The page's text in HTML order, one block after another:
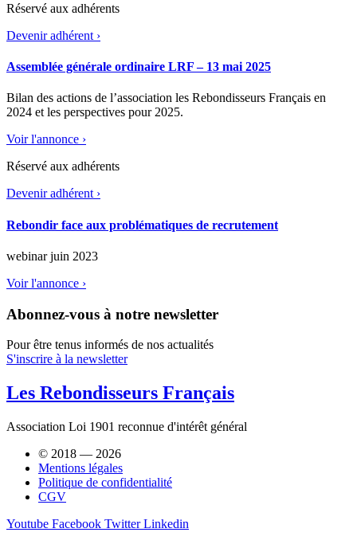
Réservé aux adhérents
Devenir adhérent ›
Assemblée générale ordinaire LRF – 13 mai 2025
Bilan des actions de l’association les Rebondisseurs Français en
2024 et les perspectives pour 2025.
Voir l'annonce ›
Réservé aux adhérents
Devenir adhérent ›
Rebondir face aux problématiques de recrutement
webinar juin 2023
Voir l'annonce ›
Abonnez-vous à notre newsletter
Pour être tenus informés de nos actualités
S'inscrire à la newsletter
Les Rebondisseurs Français
Association Loi 1901 reconnue d'intérêt général
© 2018 — 2026
Mentions légales
Politique de confidentialité
CGV
Youtube Facebook Twitter Linkedin